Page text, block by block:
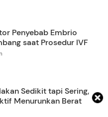
Penyebab Embrio
saat Prosedur IVF
Sedikit tapi Sering,
Menurunkan Berat